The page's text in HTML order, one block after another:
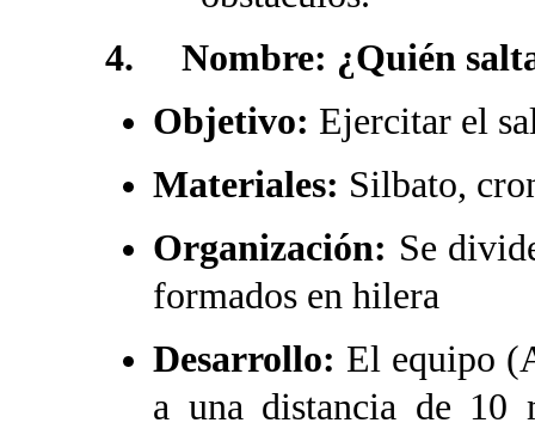
4. Nombre: ¿Quién
Objetivo: Ejercitar el
Materiales: Silbato,
Organización: Se
formados en hilera
Desarrollo: El equipo
a una distancia de 10